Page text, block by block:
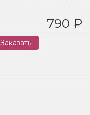
790 ₽
Заказать